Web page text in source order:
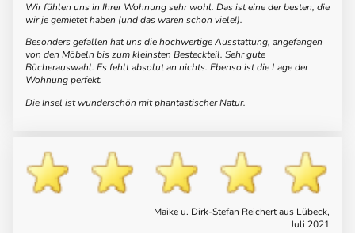
Wir fühlen uns in Ihrer Wohnung sehr wohl. Das ist eine der besten, die
wir je gemietet haben (und das waren schon viele!).
Besonders gefallen hat uns die hochwertige Ausstattung, angefangen
von den Möbeln bis zum kleinsten Besteckteil. Sehr gute
Bücherauswahl. Es fehlt absolut an nichts. Ebenso ist die Lage der
Wohnung perfekt.
Die Insel ist wunderschön mit phantastischer Natur.
Maike u. Dirk-Stefan Reichert aus Lübeck,
Juli 2021